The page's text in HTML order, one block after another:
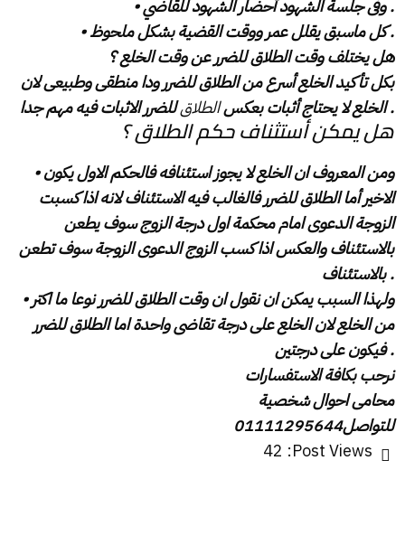
‎• وفى جلسة الشهود أحضار الشهود للقاضي .
‎• كل ماسبق يقلل عمر ووقت القضية بشكل ملحوظ .
‎هل يختلف وقت الطلاق للضرر عن وقت الخلع ؟
الخلع لا يحتاج أثبات بعكسالطلاق للضرر الاثبات فيه مهم جدا .
‎هل يمكن أستثناف حكم الطلاق ؟
‎• ومن المعروف ان الخلع لا يجوز استئنافه فالحكم الاول يكون
الاخير أما الطلاق للضرر فالغالب فيه الاستئناف لانه اذا كسبت
الزوجة الدعوى امام محكمة اول درجة الزوج سوف يطعن
بالاستئناف والعكس اذا كسب الزوج الدعوى الزوجة سوف تطعن
بالاستئناف .
‎• ولهذا السبب يمكن ان نقول ان وقت الطلاق للضرر نوعا ما اكتر
من الخلع لان الخلع على درجة تقاضى واحدة اما الطلاق للضرر
فيكون على درجتين .
‎نرحب بكافة الاستفسارات
‎محامى احوال شخصية
01111295644‎للتواصل
Post Views:
42